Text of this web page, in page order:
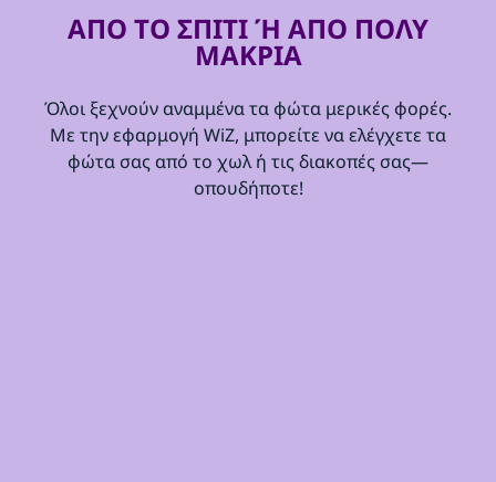
ΑΠΟ ΤΟ ΣΠΙΤΙ Ή ΑΠΟ ΠΟΛΥ
ΜΑΚΡΙΑ
Όλοι ξεχνούν αναμμένα τα φώτα μερικές φορές.
Με την εφαρμογή WiZ, μπορείτε να ελέγχετε τα
φώτα σας από το χωλ ή τις διακοπές σας—
οπουδήποτε!